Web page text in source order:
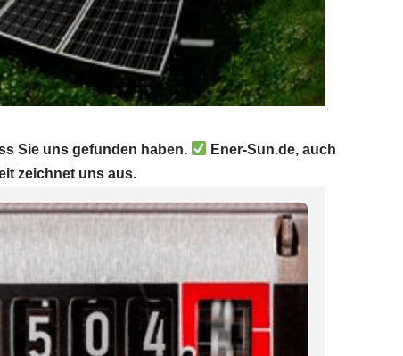
Sie uns gefunden haben.
Ener-Sun.de, auch
zeichnet uns aus.